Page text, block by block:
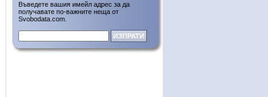
Въведете вашия имейл адрес за да
получавате по-важните неща от
Svobodata.com.